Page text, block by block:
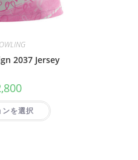
2037 Jersey
ンを選択